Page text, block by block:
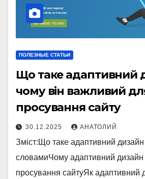
ПОЛЕЗНЫЕ СТАТЬИ
Що таке адаптивний
чому він важливий
просування сайту
30.12.2025 АНАТОЛИЙ
Зміст:Що таке адаптивний
словамиЧому адаптивний
просування сайтуЯк адаптивний